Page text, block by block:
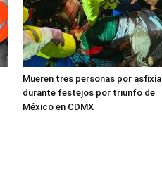
Mueren tres personas por asfixia
durante festejos por triunfo de
México en CDMX